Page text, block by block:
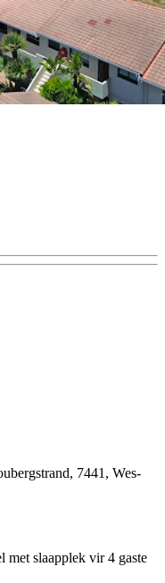
7441, Wes-
met slaapplek vir 4 gaste